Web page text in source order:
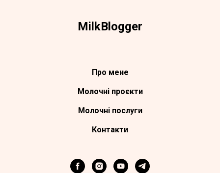
MilkBlogger
Про мене
Молочні проєкти
Молочні поcлуги
Контакти